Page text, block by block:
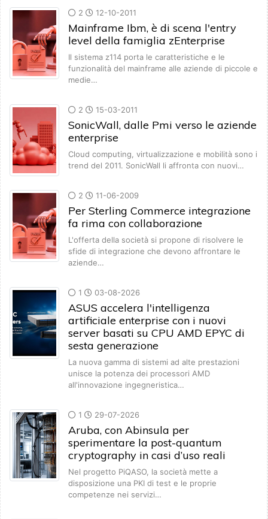
2 12-10-2011
Mainframe Ibm, è di scena l'entry
level della famiglia zEnterprise
Il sistema z114 porta le caratteristiche e le
funzionalità del mainframe alle aziende di piccole e
medie…
2 15-03-2011
SonicWall, dalle Pmi verso le aziende
enterprise
Cloud computing, virtualizzazione e mobilità sono i
trend del 2011. SonicWall li affronta con nuovi…
2 11-06-2009
Per Sterling Commerce integrazione
fa rima con collaborazione
L'offerta della società si propone di risolvere le
sfide di integrazione che devono affrontare le
aziende…
1 03-08-2026
ASUS accelera l'intelligenza
artificiale enterprise con i nuovi
server basati su CPU AMD EPYC di
sesta generazione
La nuova gamma di sistemi ad alte prestazioni
unisce la potenza dei processori AMD
all'innovazione ingegneristica…
1 29-07-2026
Aruba, con Abinsula per
sperimentare la post-quantum
cryptography in casi d’uso reali
Nel progetto PiQASO, la società mette a
disposizione una PKI di test e le proprie
competenze nei servizi…